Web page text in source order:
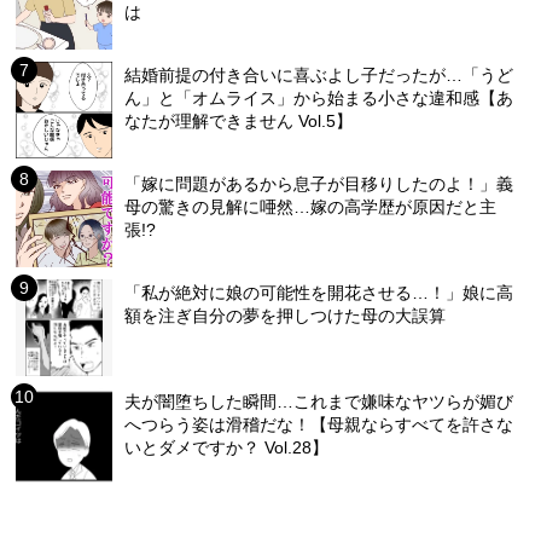
は
結婚前提の付き合いに喜ぶよし子だったが…「うど
ん」と「オムライス」から始まる小さな違和感【あ
なたが理解できません Vol.5】
「嫁に問題があるから息子が目移りしたのよ！」義
母の驚きの見解に唖然…嫁の高学歴が原因だと主
張!?
「私が絶対に娘の可能性を開花させる…！」娘に高
額を注ぎ自分の夢を押しつけた母の大誤算
夫が闇堕ちした瞬間…これまで嫌味なヤツらが媚び
へつらう姿は滑稽だな！【母親ならすべてを許さな
いとダメですか？ Vol.28】